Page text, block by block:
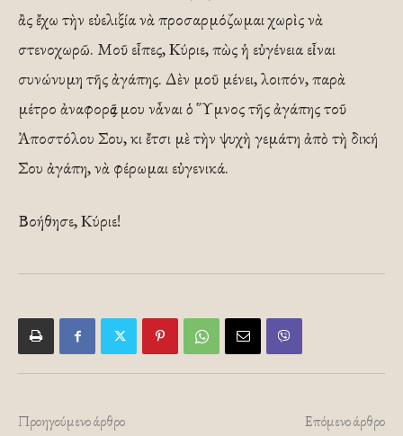
ἂς ἔχω τὴν εὐελιξία νὰ προσαρμόζωμαι χωρὶς νὰ
στενοχωρῶ. Μοῦ εἶπες, Κύριε, πὼς ἡ εὐγένεια εἶναι
συνώνυμη τῆς ἀγάπης. Δὲν μοῦ μένει, λοιπόν, παρὰ
μέτρο ἀναφορᾶς μου νἆναι ὁ Ὕμνος τῆς ἀγάπης τοῦ
Ἀποστόλου Σου, κι ἔτσι μὲ τὴν ψυχὴ γεμάτη ἀπὸ τὴ δική
Σου ἀγάπη, νὰ φέρωμαι εὐγενικά.
Βοήθησε, Κύριε!
Προηγούμενο άρθρο Επόμενο άρθρο